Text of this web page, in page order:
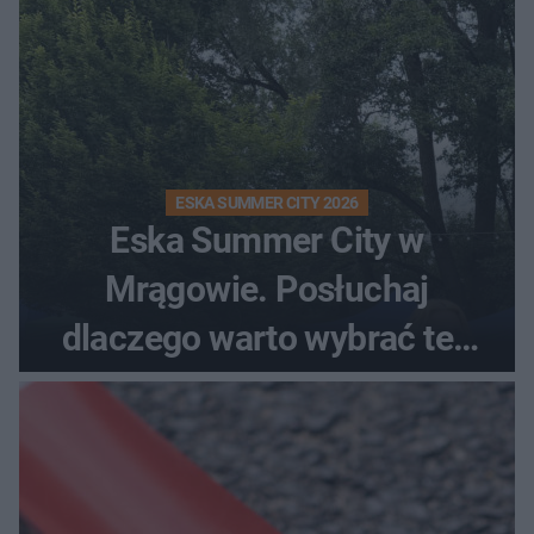
ESKA SUMMER CITY 2026
Eska Summer City w
Mrągowie. Posłuchaj
dlaczego warto wybrać ten
kierunek na urlop!